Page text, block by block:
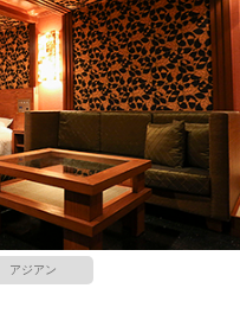
アジアン